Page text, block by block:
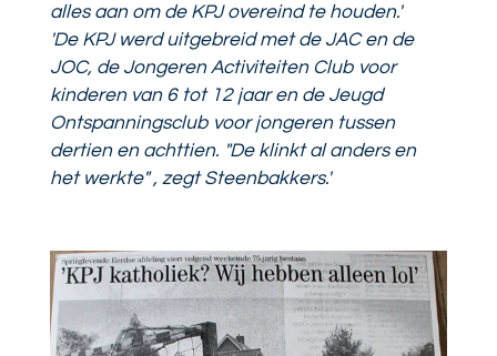
alles aan om de KPJ overeind te houden.'
'De KPJ werd uitgebreid met de JAC en de
JOC, de Jongeren Activiteiten Club voor
kinderen van 6 tot 12 jaar en de Jeugd
Ontspanningsclub voor jongeren tussen
dertien en achttien. "De klinkt al anders en
het werkte" , zegt Steenbakkers.'